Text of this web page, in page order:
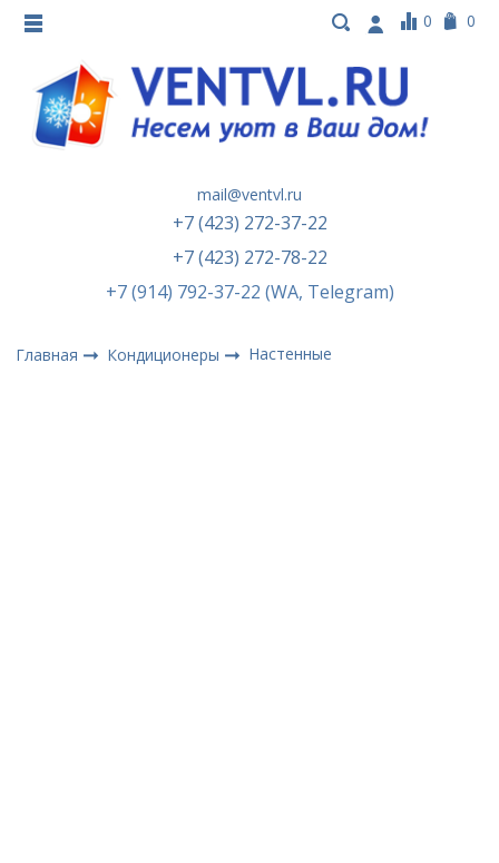
0 0
mail@ventvl.ru
+7 (423) 272-37-22
+7 (423) 272-78-22
+7 (914) 792-37-22 (WA, Telegram)
Главная Кондиционеры Настенные